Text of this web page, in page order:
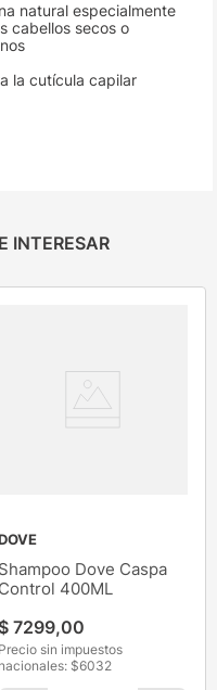
natural especialmente
cabellos secos o
la cutícula capilar
INTERESAR
Shampoo Dove Caspa
Control 400ML
$ 7299,00
Precio sin impuestos
nacionales: $6032